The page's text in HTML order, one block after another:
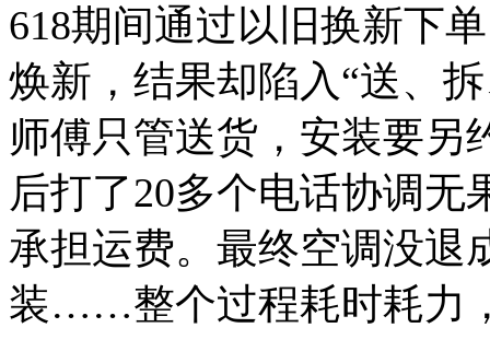
618期间通过以旧换新下
焕新，结果却陷入“送、
师傅只管送货，安装要另
后打了20多个电话协调
承担运费。最终空调没退
装……整个过程耗时耗力